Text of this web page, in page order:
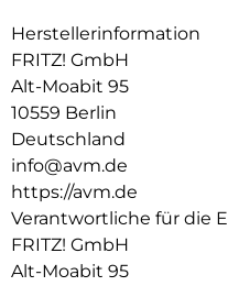
Heimnetze – inklusive
Garantie.
Ultraschnelles Wi-Fi 7 und
Der FRITZ!Repeater 2700
Wi-Fi 7, vier Antennen im 5-
Band (4×4 + 2×2) erreicht
Datenraten
von bis zu 6.500 MBit/s. Der
ermöglicht schnelle
zur FRITZ!Box oder zu
Herstellerinformation
FRITZ! GmbH
Alt-Moabit 95
10559 Berlin
Deutschland
info@avm.de
https://avm.de
Verantwortliche für die
FRITZ! GmbH
Alt-Moabit 95